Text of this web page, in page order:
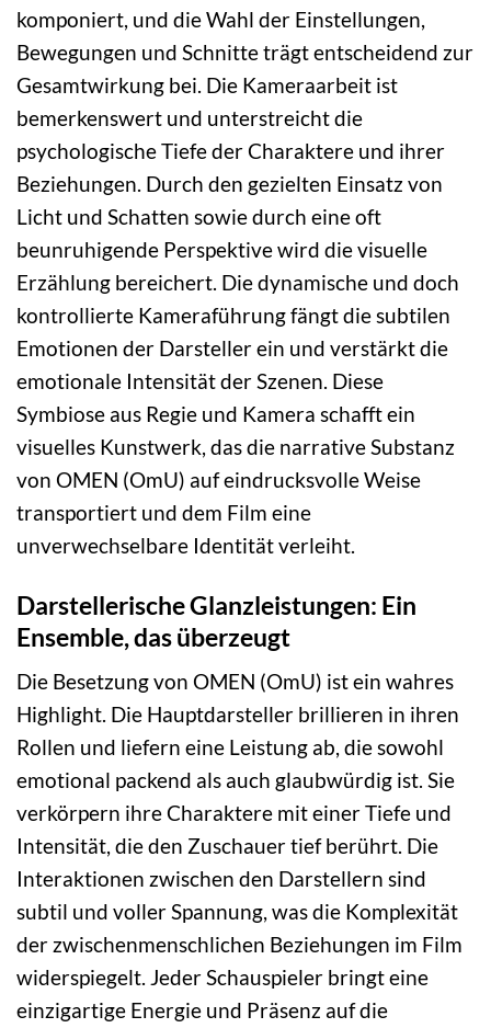
komponiert, und die Wahl der Einstellungen,
Bewegungen und Schnitte trägt entscheidend zur
Gesamtwirkung bei. Die Kameraarbeit ist
bemerkenswert und unterstreicht die
psychologische Tiefe der Charaktere und ihrer
Beziehungen. Durch den gezielten Einsatz von
Licht und Schatten sowie durch eine oft
beunruhigende Perspektive wird die visuelle
Erzählung bereichert. Die dynamische und doch
kontrollierte Kameraführung fängt die subtilen
Emotionen der Darsteller ein und verstärkt die
emotionale Intensität der Szenen. Diese
Symbiose aus Regie und Kamera schafft ein
visuelles Kunstwerk, das die narrative Substanz
von OMEN (OmU) auf eindrucksvolle Weise
transportiert und dem Film eine
unverwechselbare Identität verleiht.
Darstellerische Glanzleistungen: Ein
Ensemble, das überzeugt
Die Besetzung von OMEN (OmU) ist ein wahres
Highlight. Die Hauptdarsteller brillieren in ihren
Rollen und liefern eine Leistung ab, die sowohl
emotional packend als auch glaubwürdig ist. Sie
verkörpern ihre Charaktere mit einer Tiefe und
Intensität, die den Zuschauer tief berührt. Die
Interaktionen zwischen den Darstellern sind
subtil und voller Spannung, was die Komplexität
der zwischenmenschlichen Beziehungen im Film
widerspiegelt. Jeder Schauspieler bringt eine
einzigartige Energie und Präsenz auf die